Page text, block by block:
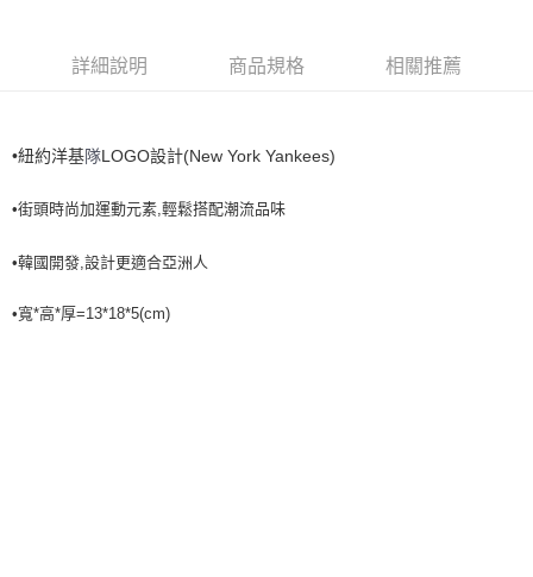
全家取貨<不支援離島取退>
7-11取貨付款<未取貨列黑名單/不支援離島取退>
每筆NT$60，滿NT$499(含以上)免運費
宅配滿699免運
詳細說明 商品規格 相關推薦
•紐約洋基隊LOGO設計(New York Yankees)
•街頭時尚加運動元素,輕鬆搭配潮流品味
•韓國開發,設計更適合亞洲人
•寬*高*厚=13*18*5(cm)